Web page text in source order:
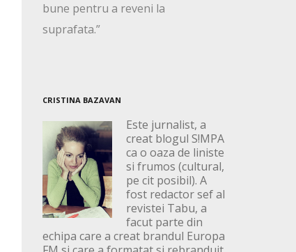
bune pentru a reveni la
suprafata.”
CRISTINA BAZAVAN
Este jurnalist, a
creat blogul S!MPA
ca o oaza de liniste
si frumos (cultural,
pe cit posibil). A
fost redactor sef al
revistei Tabu, a
facut parte din
echipa care a creat brandul Europa